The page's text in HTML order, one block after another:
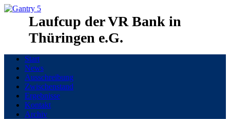
Laufcup der VR Bank in
Thüringen e.G.
Start
News
Ausschreibung
Zwischenstand
Ergebnisse
Kontakt
Archiv